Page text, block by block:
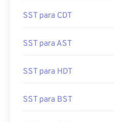
SST para CDT
SST para AST
SST para HDT
SST para BST